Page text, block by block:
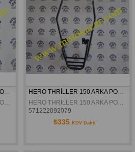
HERO THRİLLER 150 ARKA PORT BAGAJ ORJİNAL
HERO THRİLLER 150 ARKA PORT BAGAJ ORJİNAL
571222092079
₺335 KDV Dahil